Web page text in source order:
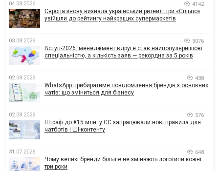
04.08.2026 4142
Європа знову визнала український ритейл: три «Сільпо»
увійшли до рейтингу найкращих супермаркетів
03.08.2026 3076
Вступ-2026: менеджмент вдруге став найпопулярнішою
спеціальністю, а кількість заяв — рекордна за 5 років
02.08.2026 438
WhatsApp прибиратиме повідомлення брендів з основних
чатів: що зміниться для бізнесу
02.08.2026 576
Штраф до €15 млн: у ЄС запрацювали нові правила для
чатботів і ШІ-контенту
31.07.2026 648
Чому великі бренди більше не змінюють логотипи кожні
три роки